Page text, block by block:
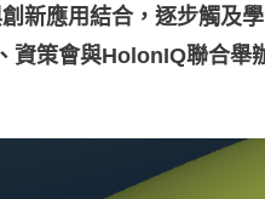
新應用結合，逐步觸及
資策會與HolonIQ聯合